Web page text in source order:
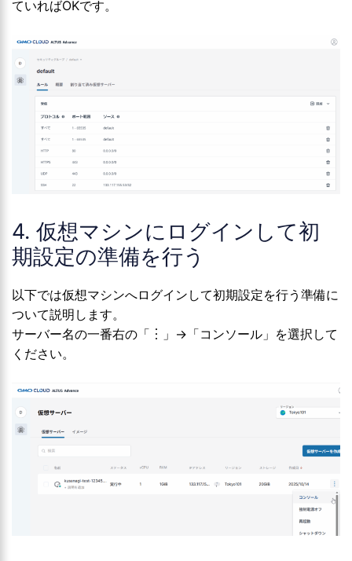
ていればOKです。
4. 仮想マシンにログインして初
期設定の準備を行う
以下では仮想マシンへログインして初期設定を行う準備に
ついて説明します。
サーバー名の一番右の「︙」→「コンソール」を選択して
ください。